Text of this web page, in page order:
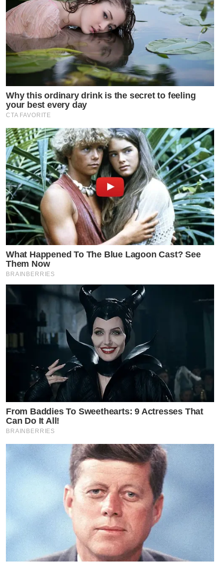
Why this ordinary drink is the secret to feeling
your best every day
CTA FAVORITE
What Happened To The Blue Lagoon Cast? See
Them Now
BRAINBERRIES
From Baddies To Sweethearts: 9 Actresses That
Can Do It All!
BRAINBERRIES